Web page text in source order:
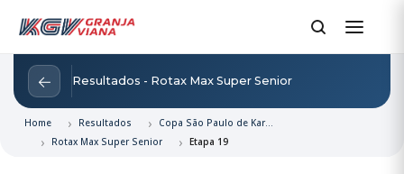
← Resultados - Rotax Max Super Senior
Home Resultados
Copa São Paulo de Kart e Rotax 2026
Rotax Max Super Senior
Etapa 19